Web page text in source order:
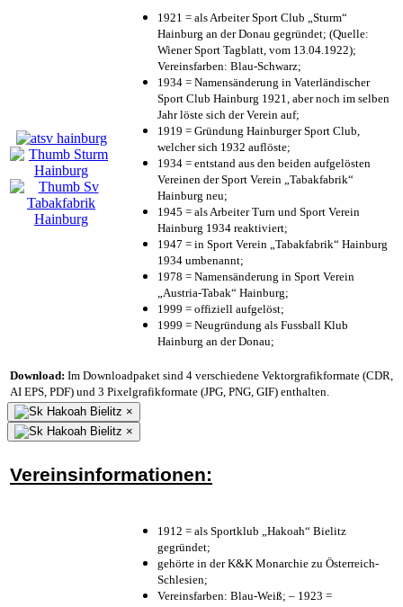
1921 = als Arbeiter Sport Club „Sturm“
Hainburg an der Donau gegründet; (Quelle:
Wiener Sport Tagblatt, vom 13.04.1922);
Vereinsfarben: Blau-Schwarz;
1934 = Namensänderung in Vaterländischer
Sport Club Hainburg 1921, aber noch im selben
Jahr löste sich der Verein auf;
1919 = Gründung Hainburger Sport Club,
welcher sich 1932 auflöste;
1934 = entstand aus den beiden aufgelösten
Vereinen der Sport Verein „Tabakfabrik“
Hainburg neu;
1945 = als Arbeiter Turn und Sport Verein
Hainburg 1934 reaktiviert;
1947 = in Sport Verein „Tabakfabrik“ Hainburg
1934 umbenannt;
1978 = Namensänderung in Sport Verein
„Austria-Tabak“ Hainburg;
1999 = offiziell aufgelöst;
1999 = Neugründung als Fussball Klub
Hainburg an der Donau;
Download: Im Downloadpaket sind 4 verschiedene Vektorgrafikformate (CDR,
AI EPS, PDF) und 3 Pixelgrafikformate (JPG, PNG, GIF) enthalten.
×
×
Vereinsinformationen:
1912 = als Sportklub „Hakoah“ Bielitz
gegründet;
gehörte in der K&K Monarchie zu Österreich-
Schlesien;
Vereinsfarben: Blau-Weiß; – 1923 =